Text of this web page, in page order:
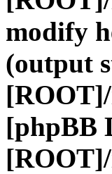
modify
(output
[phpBB